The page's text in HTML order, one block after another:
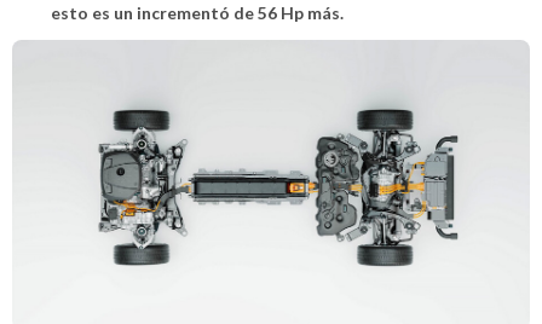
esto es un incrementó de 56 Hp más.